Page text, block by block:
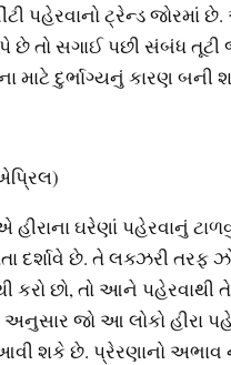
પહેરવાનો ટ્રેન્ડ
તો સગાઈ પછી સંબંધ તૂટી
માટે દુર્ભાગ્યનું કારણ બની
હીરાના ઘરેણાં પહેરવાનું
દર્શાવે છે. તે લક્ઝરી તરફ
કરો છો, તો આને
જો આ લોકો હીરા
શકે છે. પ્રેરણાનો અભાવ